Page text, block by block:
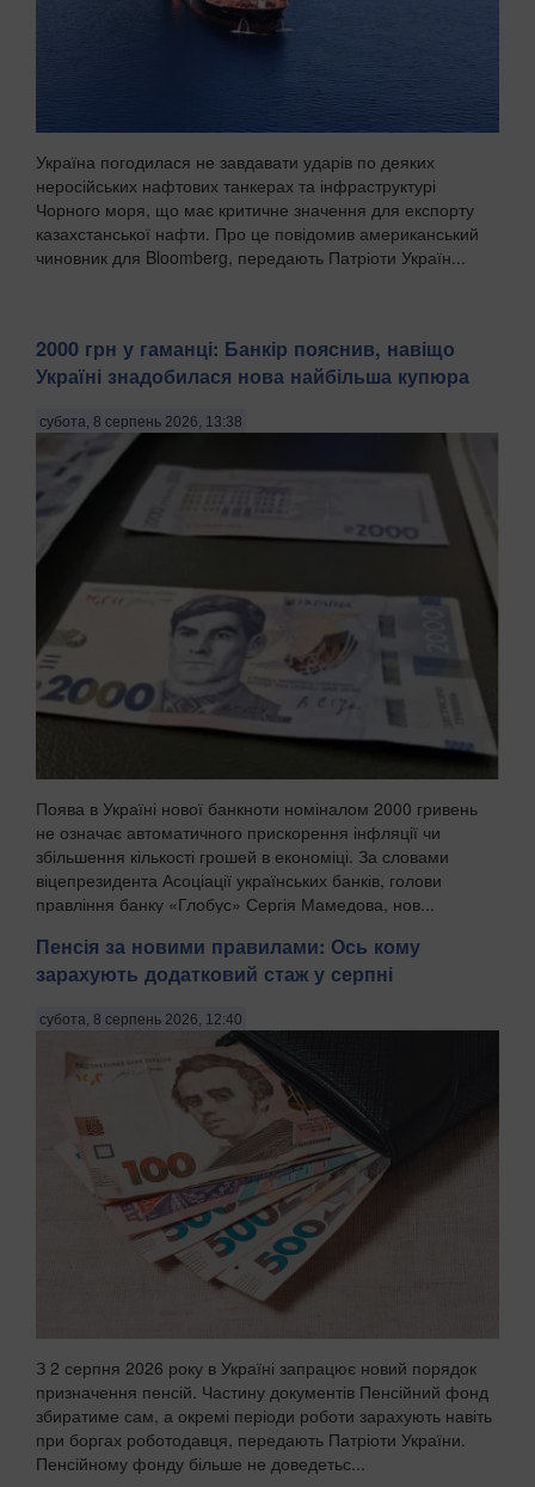
Україна погодилася не завдавати ударів по деяких
неросійських нафтових танкерах та інфраструктурі
Чорного моря, що має критичне значення для експорту
казахстанської нафти. Про це повідомив американський
чиновник для Bloomberg, передають Патріоти Україн...
2000 грн у гаманці: Банкір пояснив, навіщо
Україні знадобилася нова найбільша купюра
субота, 8 серпень 2026, 13:38
Поява в Україні нової банкноти номіналом 2000 гривень
не означає автоматичного прискорення інфляції чи
збільшення кількості грошей в економіці. За словами
віцепрезидента Асоціації українських банків, голови
правління банку «Глобус» Сергія Мамедова, нов...
Пенсія за новими правилами: Ось кому
зарахують додатковий стаж у серпні
субота, 8 серпень 2026, 12:40
З 2 серпня 2026 року в Україні запрацює новий порядок
призначення пенсій. Частину документів Пенсійний фонд
збиратиме сам, а окремі періоди роботи зарахують навіть
при боргах роботодавця, передають Патріоти України.
Пенсійному фонду більше не доведетьс...